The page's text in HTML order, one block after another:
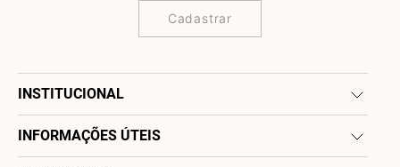
Cadastrar
INSTITUCIONAL
INFORMAÇÕES ÚTEIS